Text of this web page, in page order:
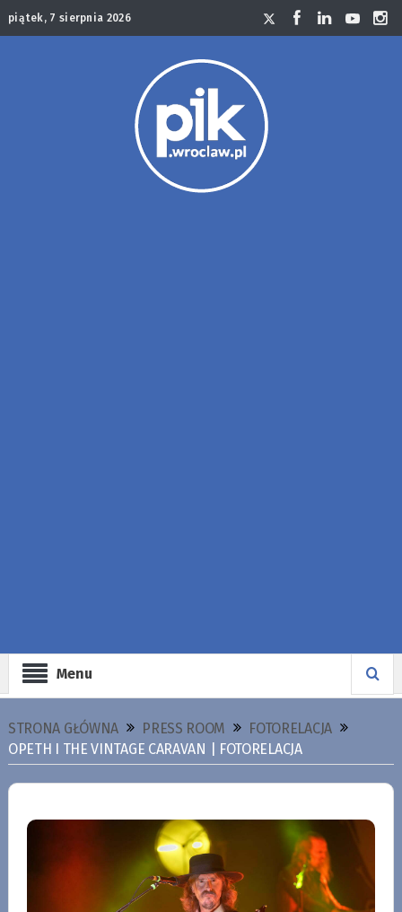
piątek, 7 sierpnia 2026
Menu
STRONA GŁÓWNA PRESS ROOM
FOTORELACJA
OPETH I THE VINTAGE CARAVAN | FOTORELACJA